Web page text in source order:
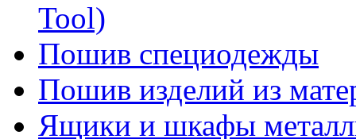
Tool)
Пошив специодежды
Пошив изделий из
Ящики и шкафы